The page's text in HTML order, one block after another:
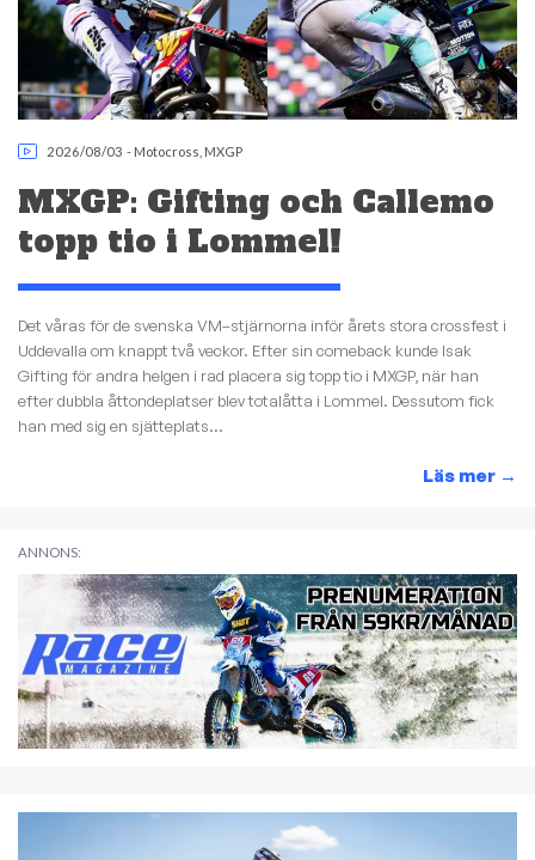
2026/08/03 - Motocross MXGP
MXGP: Gifting och Callemo
topp tio i Lommel!
Det våras för de svenska VM–stjärnorna inför årets stora crossfest i
Uddevalla om knappt två veckor. Efter sin comeback kunde Isak
Gifting för andra helgen i rad placera sig topp tio i MXGP, när han
efter dubbla åttondeplatser blev totalåtta i Lommel. Dessutom fick
han med sig en sjätteplats...
Läs mer →
ANNONS: